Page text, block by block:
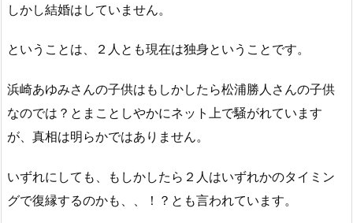
しかし結婚はしていません。
ということは、２人とも現在は独身ということです。
浜崎あゆみさんの子供はもしかしたら松浦勝人さんの子供
なのでは？とまことしやかにネット上で騒がれています
が、真相は明らかではありません。
いずれにしても、もしかしたら２人はいずれかのタイミン
グで復縁するのかも、、！？とも言われています。